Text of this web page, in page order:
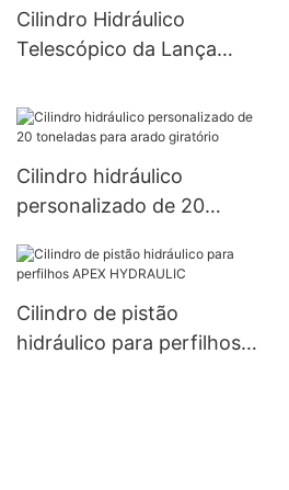
Cilindro Hidráulico
Telescópico da Lança
HYDRAULIC
Cilindro hidráulico
personalizado de 20
giratório
Cilindro de pistão
hidráulico para perfilhos